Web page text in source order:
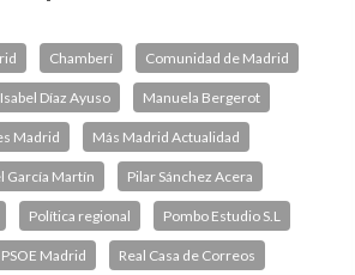
Chamberí Comunidad de Madrid
Isabel Díaz Ayuso Manuela Bergerot
Madrid Más Madrid Actualidad
García Martín Pilar Sánchez Acera
Política regional Pombo Estudio S.L
PSOE Madrid Real Casa de Correos